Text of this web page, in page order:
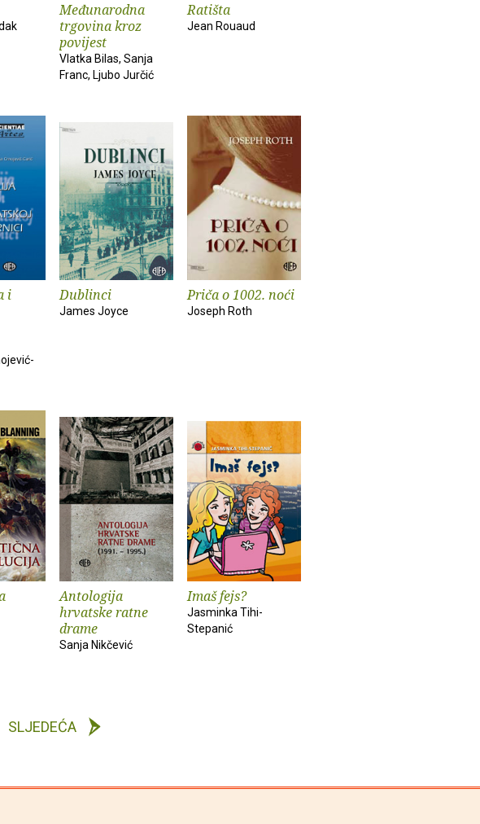
Međunarodna
trgovina kroz
povijest
Vlatka Bilas, Sanja
Franc, Ljubo Jurčić
Ratišta
Jean Rouaud
i
Dublinci
James Joyce
Priča o 1002. noći
Joseph Roth
Antologija
hrvatske ratne
drame
Sanja Nikčević
Imaš fejs?
Jasminka Tihi-
Stepanić
SLJEDEĆA